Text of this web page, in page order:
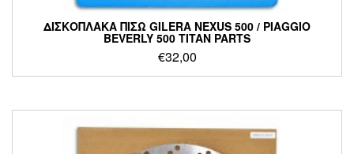
ΔΙΣΚΟΠΛΑΚΑ ΠΙΣΩ GILERA NEXUS 500 / PIAGGIO
BEVERLY 500 TITAN PARTS
€32,00